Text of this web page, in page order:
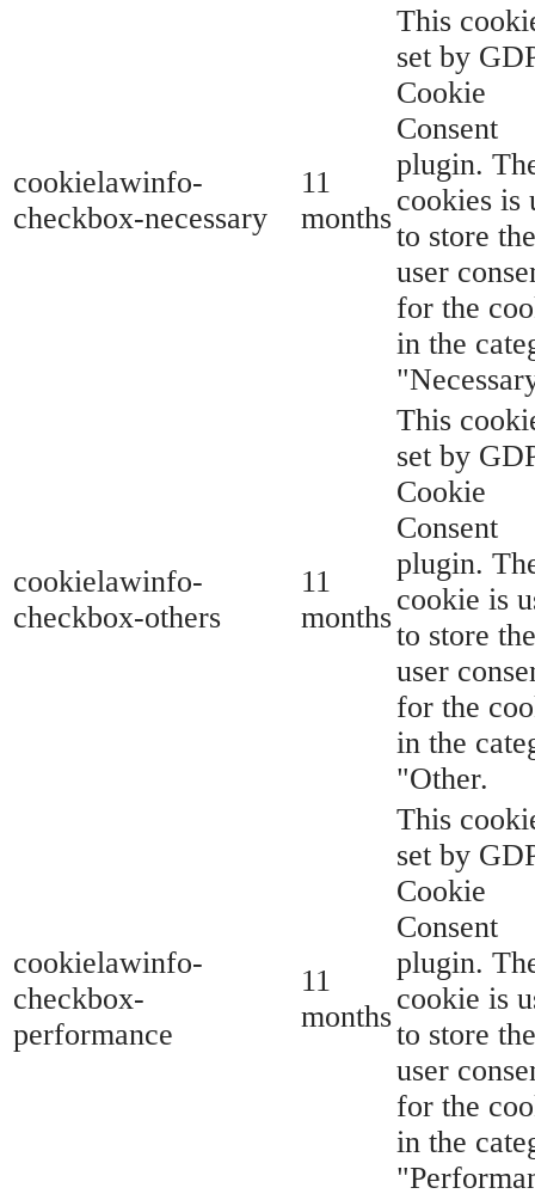
cookielawinfo-
checkbox-necessary
11
months
This
set by
Cookie
Consent
plugin.
cookies is
to store the
user
for the
in the
cookielawinfo-
checkbox-others
11
months
This
set by
Cookie
Consent
plugin.
cookie is
to store the
user
for the
in the
"Other.
cookielawinfo-
checkbox-
performance
11
months
This
set by
Cookie
Consent
plugin.
cookie is
to store the
user
for the
in the